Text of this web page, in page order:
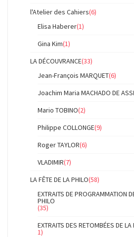
l'Atelier des Cahiers(6)
Elisa Haberer(1)
Gina Kim(1)
LA DÉCOUVRANCE(33)
Jean-François MARQUET(6)
Joachim Maria MACHADO DE
Mario TOBINO(2)
Philippe COLLONGE(9)
Roger TAYLOR(6)
VLADIMIR(7)
LA FÊTE DE LA PHILO(58)
EXTRAITS DE PROGRAMMATION
PHILO
(35)
EXTRAITS DES RETOMBÉES DE LA
1)